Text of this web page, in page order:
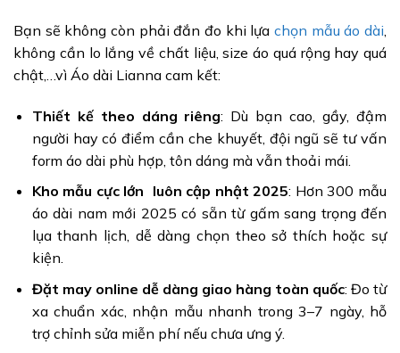
Bạn sẽ không còn phải đắn đo khi lựa chọn mẫu áo dài
không cần lo lắng về chất liệu, size áo quá rộng hay quá
chật,…vì Áo dài Lianna cam kết:
Thiết kế theo dáng riêng: Dù bạn cao, gầy, đậm
người hay có điểm cần che khuyết, đội ngũ sẽ tư vấn
form áo dài phù hợp, tôn dáng mà vẫn thoải mái.
Kho mẫu cực lớn luôn cập nhật 2025: Hơn 300 mẫu
áo dài nam mới 2025 có sẵn từ gấm sang trọng đến
lụa thanh lịch, dễ dàng chọn theo sở thích hoặc sự
kiện.
Đặt may online dễ dàng giao hàng toàn quốc: Đo từ
xa chuẩn xác, nhận mẫu nhanh trong 3–7 ngày, hỗ
trợ chỉnh sửa miễn phí nếu chưa ưng ý.